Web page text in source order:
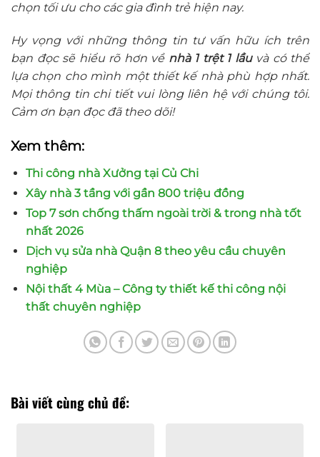
chọn tối ưu cho các gia đình trẻ hiện nay.
Hy vọng với những thông tin tư vấn hữu ích trên
bạn đọc sẽ hiểu rõ hơn về nhà 1 trệt 1 lầu và có thể
lựa chọn cho mình một thiết kế nhà phù hợp nhất.
Mọi thông tin chi tiết vui lòng liên hệ với chúng tôi.
Cảm ơn bạn đọc đã theo dõi!
Xem thêm:
Thi công nhà Xưởng tại Củ Chi
Xây nhà 3 tầng với gần 800 triệu đồng
Top 7 sơn chống thấm ngoài trời & trong nhà tốt
nhất 2026
Dịch vụ sửa nhà Quận 8 theo yêu cầu chuyên
nghiệp
Nội thất 4 Mùa – Công ty thiết kế thi công nội
thất chuyên nghiệp
Bài viết cùng chủ đề: